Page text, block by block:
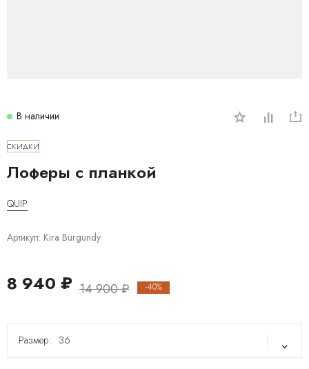
В наличии
СКИДКИ
Лоферы с планкой
QUIP
Артикул: Kira Burgundy
8 940 ₽ 14 900 ₽ -40%
Размер: 36